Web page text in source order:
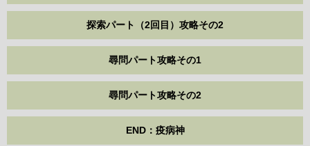
探索パート（2回目）攻略その2
尋問パート攻略その1
尋問パート攻略その2
END：疫病神